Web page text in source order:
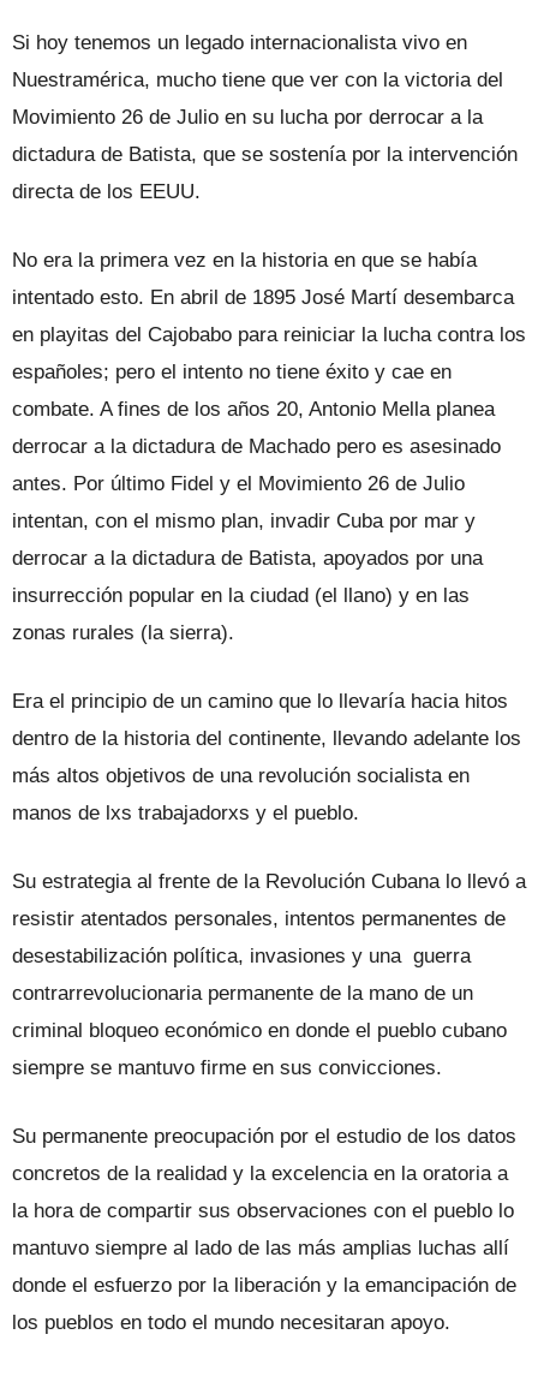
Si hoy tenemos un legado internacionalista vivo en
Nuestramérica, mucho tiene que ver con la victoria del
Movimiento 26 de Julio en su lucha por derrocar a la
dictadura de Batista, que se sostenía por la intervención
directa de los EEUU.
No era la primera vez en la historia en que se había
intentado esto. En abril de 1895 José Martí desembarca
en playitas del Cajobabo para reiniciar la lucha contra los
españoles; pero el intento no tiene éxito y cae en
combate. A fines de los años 20, Antonio Mella planea
derrocar a la dictadura de Machado pero es asesinado
antes. Por último Fidel y el Movimiento 26 de Julio
intentan, con el mismo plan, invadir Cuba por mar y
derrocar a la dictadura de Batista, apoyados por una
insurrección popular en la ciudad (el llano) y en las
zonas rurales (la sierra).
Era el principio de un camino que lo llevaría hacia hitos
dentro de la historia del continente, llevando adelante los
más altos objetivos de una revolución socialista en
manos de lxs trabajadorxs y el pueblo.
Su estrategia al frente de la Revolución Cubana lo llevó a
resistir atentados personales, intentos permanentes de
desestabilización política, invasiones y una guerra
contrarrevolucionaria permanente de la mano de un
criminal bloqueo económico en donde el pueblo cubano
siempre se mantuvo firme en sus convicciones.
Su permanente preocupación por el estudio de los datos
concretos de la realidad y la excelencia en la oratoria a
la hora de compartir sus observaciones con el pueblo lo
mantuvo siempre al lado de las más amplias luchas allí
donde el esfuerzo por la liberación y la emancipación de
los pueblos en todo el mundo necesitaran apoyo.